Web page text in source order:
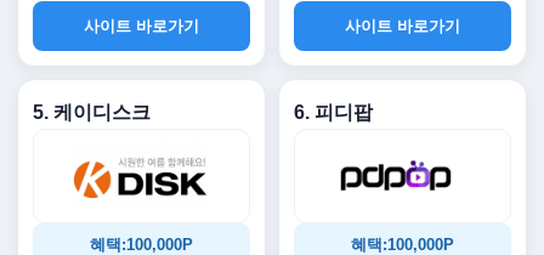
사이트 바로가기
사이트 바로가기
5. 케이디스크
혜택:100,000P
6. 피디팝
혜택:100,000P